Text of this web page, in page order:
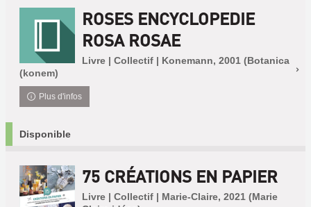
ROSES ENCYCLOPEDIE
ROSA ROSAE
Livre | Collectif | Konemann, 2001 (Botanica
(konem)
Plus d'infos
Disponible
75 CRÉATIONS EN PAPIER
Livre | Collectif | Marie-Claire, 2021 (Marie